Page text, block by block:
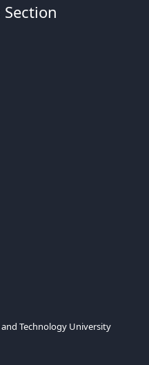
Technology University